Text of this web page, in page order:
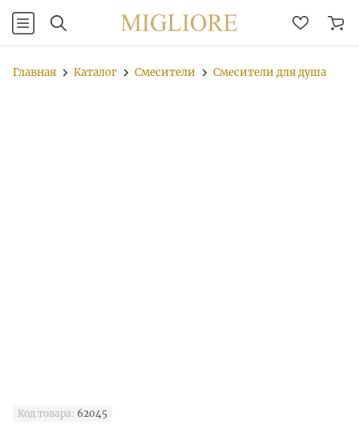
Главная Каталог Смесители Смесители для душа
Код товара: 62045